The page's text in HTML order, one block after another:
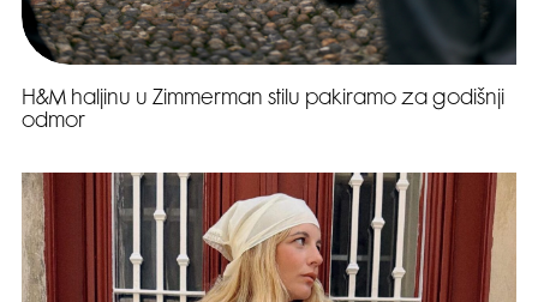
H&M haljinu u Zimmerman stilu pakiramo za godišnji
odmor